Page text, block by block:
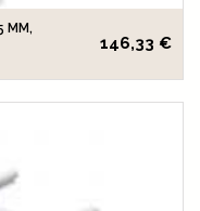
MM,
146,33 €